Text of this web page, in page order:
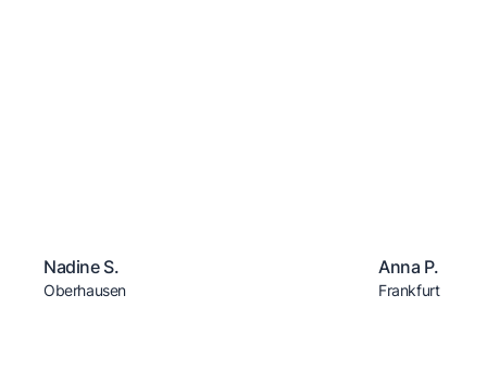
Nadine S.
Oberhausen
Anna P.
Frankfurt